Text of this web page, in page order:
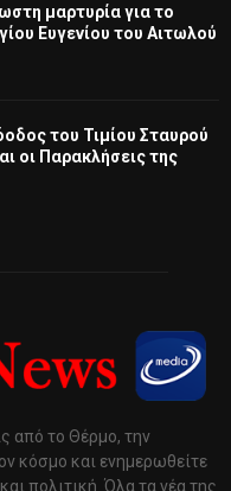
μαρτυρία για το
Ευγενίου του Αιτωλού
του Τιμίου Σταυρού
οι Παρακλήσεις της
από το Θέρμο, την
κόσμο και ενημερωθείτε
πολιτική. Όλα τα νέα της